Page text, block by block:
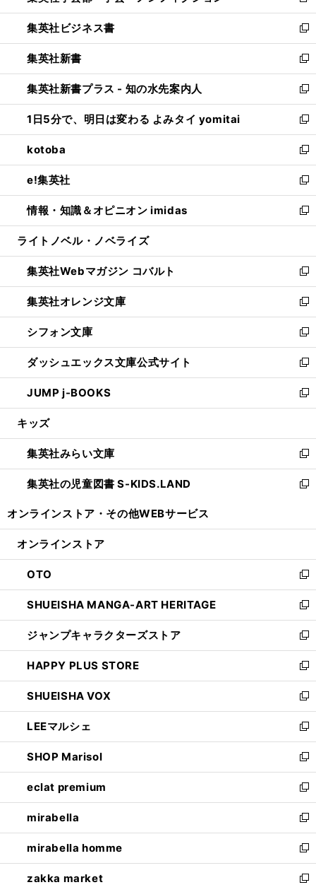
開
く
ウ
で
開
く
ン
ド
ウ
で
開
く
し
い
ウ
ィ
ン
ド
ウ
で
開
く
集英社ビジネス書
新
し
い
ウ
ィ
ン
ド
ウ
で
開
く
集英社新書
新
し
い
ウ
ィ
ン
ド
ウ
で
開
く
集英社新書プラス - 知の水先案内人
新
し
い
ウ
ィ
ン
ド
ウ
で
開
1日5分で、明日は変わる よみタイ yomitai
新
し
い
ウ
ィ
ン
ド
ウ
開
く
kotoba
新
し
い
ウ
ィ
ン
ウ
で
開
く
e!集英社
新
し
い
ウ
ン
ド
ウ
で
開
く
情報・知識＆オピニオン imidas
新
し
ウ
ィ
ン
ド
ウ
で
開
く
ライトノベル・ノベライズ
集英社Webマガジン コバルト
新
し
い
ウ
ィ
ン
ド
ウ
で
開
集英社オレンジ文庫
新
し
い
ウ
ィ
ン
ド
ウ
開
く
シフォン文庫
新
し
い
ウ
ィ
ン
ウ
で
開
く
ダッシュエックス文庫公式サイト
新
し
い
ウ
ン
ド
ウ
で
JUMP j-BOOKS
新
し
ウ
ィ
ン
ド
開
キッズ
集英社みらい文庫
新
し
い
ン
ウ
で
開
く
集英社の児童図書 S-KIDS.LAND
新
ウ
ン
ド
ウ
で
開
く
オンラインストア・ その他WEBサービス
オンラインストア
OTO
新
し
い
ウ
ィ
ン
ド
ウ
で
開
く
SHUEISHA MANGA-ART HERITAGE
新
し
い
ウ
ィ
ン
ド
ウ
で
開
く
ジャンプキャラクターズストア
新
し
い
ウ
ィ
ン
ド
ウ
で
開
く
HAPPY PLUS STORE
新
し
い
ウ
ィ
ン
ド
ウ
で
開
く
SHUEISHA VOX
新
し
い
ウ
ィ
ン
ド
ウ
で
開
く
LEEマルシェ
新
し
い
ウ
ィ
ン
ド
ウ
で
開
く
SHOP Marisol
新
し
い
ウ
ィ
ン
ド
ウ
で
eclat premium
新
し
い
ウ
ィ
ン
ド
mirabella
新
し
い
ウ
ィ
mirabella homme
新
し
い
zakka market
新